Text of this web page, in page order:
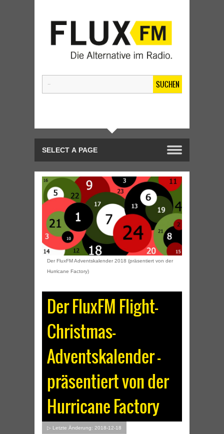
SUCHEN
Der FluxFM Adventskalender 2018 (präsentiert von der
Hurricane Factory)
Der FluxFM Flight-
Christmas-
Adventskalender –
präsentiert von der
Hurricane Factory
▷ Letzte Änderung: 2018-12-18